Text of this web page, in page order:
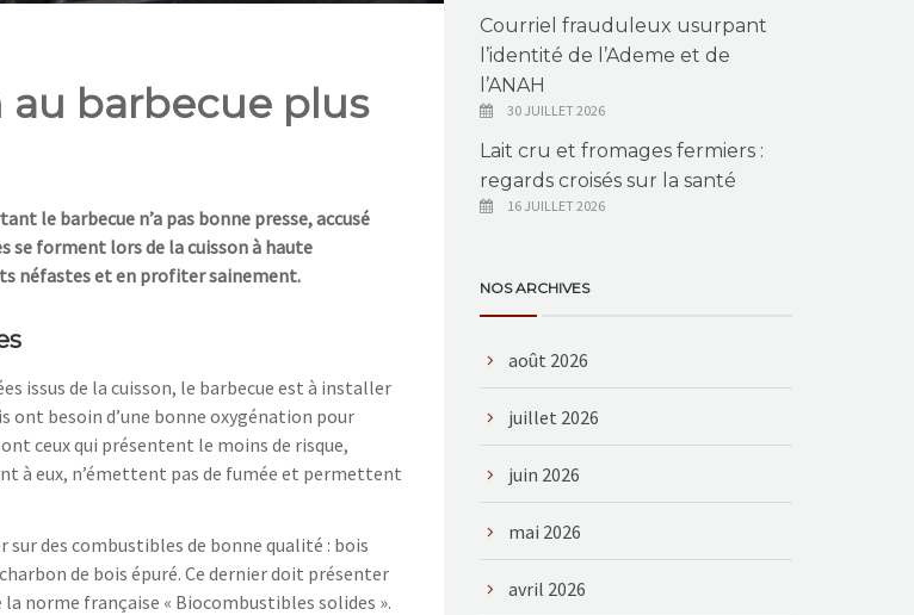
au barbecue plus
le barbecue n’a pas bonne presse, accusé
se forment lors de la cuisson à haute
néfastes et en profiter sainement.
issus de la cuisson, le barbecue est à installer
ont besoin d’une bonne oxygénation pour
ceux qui présentent le moins de risque,
à eux, n’émettent pas de fumée et permettent
des combustibles de bonne qualité : bois
de bois épuré. Ce dernier doit présenter
norme française « Biocombustibles solides ».
Courriel frauduleux usurpant
l’identité de l’Ademe et de
l’ANAH
30 JUILLET 2026
Lait cru et fromages fermiers :
regards croisés sur la santé
16 JUILLET 2026
NOS ARCHIVES
août 2026
juillet 2026
juin 2026
mai 2026
avril 2026